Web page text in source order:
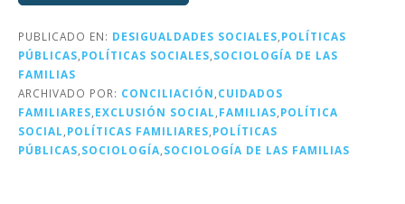
te
r
e
b
o
o
k
e
dI
n
l p
a
rt
ir
PUBLICADO EN: DESIGUALDADES SOCIALES POLÍTICAS
PÚBLICAS POLÍTICAS SOCIALES SOCIOLOGÍA DE LAS
FAMILIAS
ARCHIVADO POR: CONCILIACIÓN CUIDADOS
FAMILIARES EXCLUSIÓN SOCIAL FAMILIAS POLÍTICA
SOCIAL POLÍTICAS FAMILIARES POLÍTICAS
PÚBLICAS SOCIOLOGÍA SOCIOLOGÍA DE LAS FAMILIAS